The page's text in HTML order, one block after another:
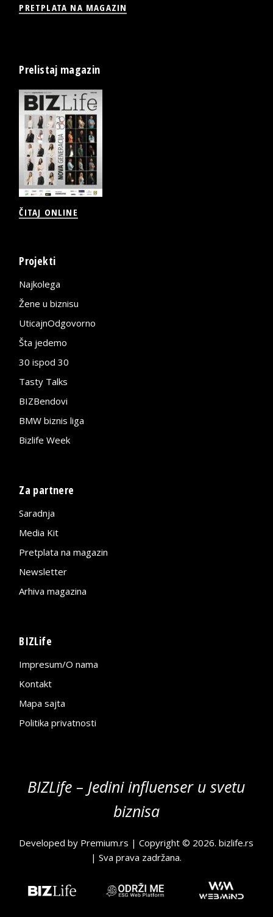
PRETPLATA NA MAGAZIN
Prelistaj magazin
ČITAJ ONLINE
Projekti
Najkolega
Žene u biznisu
UticajnOdgovorno
Šta jedemo
30 ispod 30
Tasty Talks
BIZBendovi
BMW biznis liga
Bizlife Week
Za partnere
Saradnja
Media Kit
Pretplata na magazin
Newsletter
Arhiva magazina
BIZLife
Impresum/O nama
Kontakt
Mapa sajta
Politika privatnosti
BIZLife – Jedini influenser u svetu
biznisa
Developed by Premium.rs | Copyright © 2026.bizlife.rs
| Sva prava zadržana.